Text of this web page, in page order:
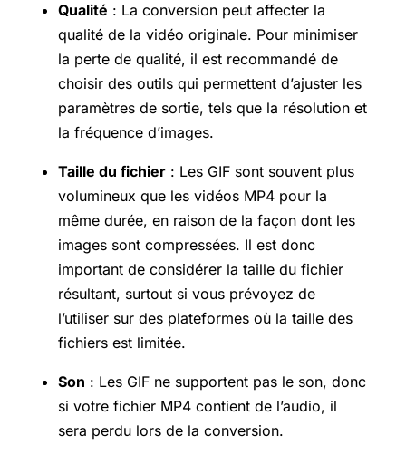
Qualité : La conversion peut affecter la
qualité de la vidéo originale. Pour minimiser
la perte de qualité, il est recommandé de
choisir des outils qui permettent d’ajuster les
paramètres de sortie, tels que la résolution et
la fréquence d’images.
Taille du fichier : Les GIF sont souvent plus
volumineux que les vidéos MP4 pour la
même durée, en raison de la façon dont les
images sont compressées. Il est donc
important de considérer la taille du fichier
résultant, surtout si vous prévoyez de
l’utiliser sur des plateformes où la taille des
fichiers est limitée.
Son : Les GIF ne supportent pas le son, donc
si votre fichier MP4 contient de l’audio, il
sera perdu lors de la conversion.